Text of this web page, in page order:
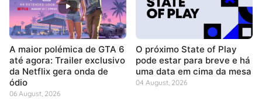
A maior polémica de GTA 6
até agora: Trailer exclusivo
da Netflix gera onda de
ódio
06 August, 2026
O próximo State of Play
pode estar para breve e há
uma data em cima da mesa
04 August, 2026